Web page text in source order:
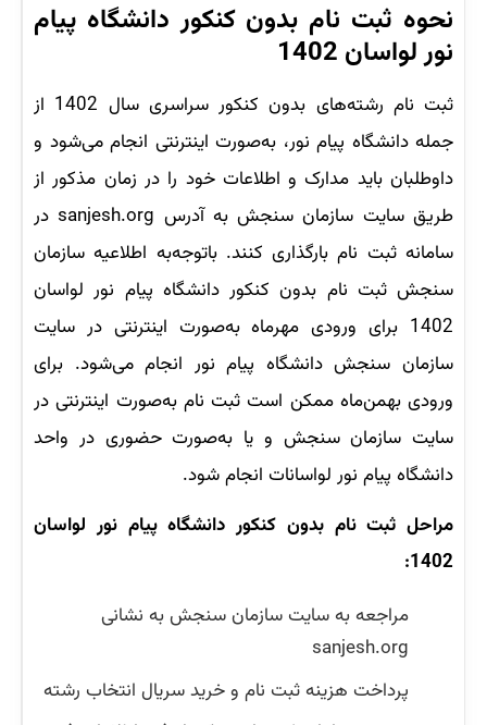
نحوه ثبت نام بدون کنکور دانشگاه پیام
نور لواسان 1402
ثبت نام رشته‌های بدون کنکور سراسری سال 1402 از
جمله دانشگاه پیام نور، به‌صورت اینترنتی انجام می‌شود و
داوطلبان باید مدارک و اطلاعات خود را در زمان مذکور از
طریق سایت سازمان سنجش به آدرس sanjesh.org در
سامانه ثبت نام بارگذاری کنند. باتوجه‌به اطلاعیه سازمان
سنجش ثبت نام بدون کنکور دانشگاه پیام نور لواسان
1402 برای ورودی مهرماه به‌صورت اینترنتی در سایت
سازمان سنجش دانشگاه پیام نور انجام می‌شود. برای
ورودی بهمن‌ماه ممکن است ثبت نام به‌صورت اینترنتی در
سایت سازمان سنجش و یا به‌صورت حضوری در واحد
دانشگاه پیام نور لواسانات انجام شود.
مراحل ثبت نام بدون کنکور دانشگاه پیام نور لواسان
1402:
مراجعه به سایت سازمان سنجش به نشانی
sanjesh.org
پرداخت هزینه ثبت نام و خرید سریال انتخاب رشته